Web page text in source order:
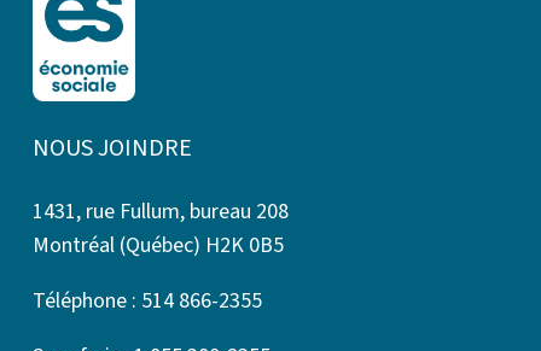
NOUS JOINDRE
1431, rue Fullum, bureau 208
Montréal (Québec) H2K 0B5
Téléphone : 514 866-2355